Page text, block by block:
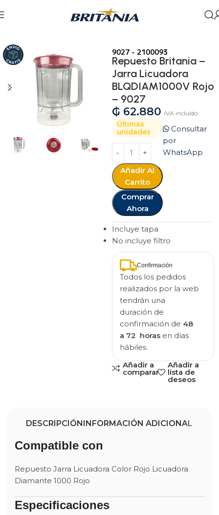
9027 - 2100093
Repuesto Britania –
Jarra Licuadora
BLQDIAM1000V Rojo
– 9027
₲ 62.880 IVA incluido
Últimas
unidades
Añadir Al
Carrito
Comprar
Ahora
Consultar
por
WhatsApp
Incluye tapa
No incluye filtro
Confirmación
Todos los pedidos
realizados por la web
tendrán una
duración de
confirmación de 48
a 72 horasen días
hábiles.
Añadir a
comparar
Añadir a
lista de
deseos
DESCRIPCIÓNINFORMACIÓN ADICIONAL
Compatible con
Repuesto Jarra Licuadora Color Rojo Licuadora
Diamante 1000 Rojo
Especificaciones